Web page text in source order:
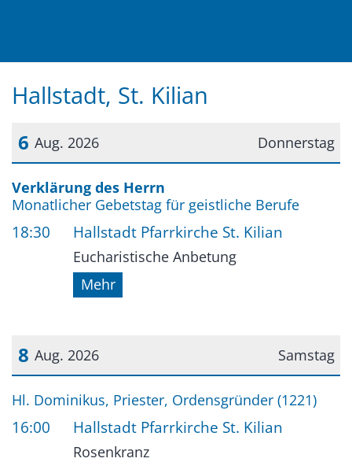
Hallstadt, St. Kilian
Donnerstag
6 Aug. 2026
Datum: 6. August 2026
Verklärung des Herrn
Monatlicher Gebetstag für geistliche Berufe
18:30 Hallstadt Pfarrkirche St. Kilian
Eucharistische Anbetung
Mehr
Samstag
8 Aug. 2026
Datum: 8. August 2026
Hl. Dominikus, Priester, Ordensgründer (1221)
16:00 Hallstadt Pfarrkirche St. Kilian
Rosenkranz